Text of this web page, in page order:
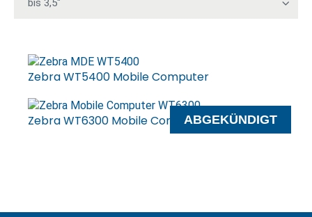
Zebra WT5400 Mobile Computer
ABGEKÜNDIGT
Zebra WT6300 Mobile Computer